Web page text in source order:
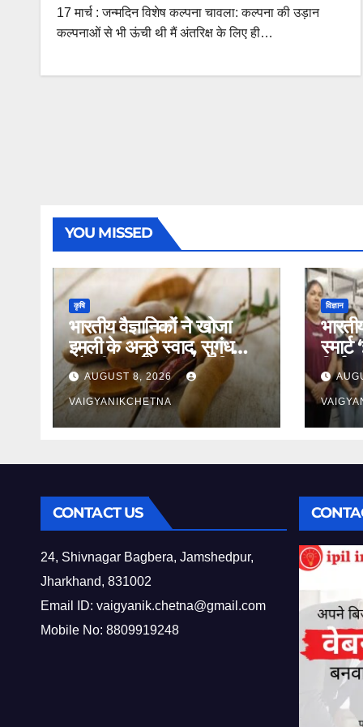
17 मार्च : जन्मदिन विशेष कल्पना चावला: कल्पना की उड़ान
कल्पनाओं से भी ऊंची थी मैं अंतरिक्ष के लिए ही…
YOU MISSED
कृषि
भारतीय वैज्ञानिकों ने खोजा
इमली के अनूठे स्वाद, सुगंध
औषधीय गुणों एवं उसकी विकास
यात्रा का राज
AUGUST 8, 2026
VAIGYANIKCHETNA
विज्ञान
सिर्फ
पानी
CONTACT US
24, Shivnagar Bagbera, Jamshedpur,
Jharkhand, 831002
Email ID: vaigyanik.chetna@gmail.com
Mobile No: 8809919248